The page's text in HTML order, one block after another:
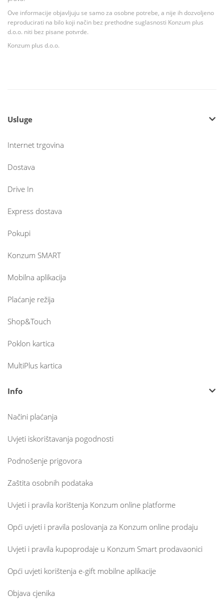
Ove informacije objavljuju se samo za osobne potrebe, a nije ih dozvoljeno
reproducirati na bilo koji način bez prethodne suglasnosti Konzum plus
d.o.o. niti bez pisane potvrde.
Konzum plus d.o.o.
Usluge
Internet trgovina
Dostava
Drive In
Express dostava
Pokupi
Konzum SMART
Mobilna aplikacija
Plaćanje režija
Shop&Touch
Poklon kartica
MultiPlus kartica
Info
Načini plaćanja
Uvjeti iskorištavanja pogodnosti
Podnošenje prigovora
Zaštita osobnih podataka
Uvjeti i pravila korištenja Konzum online platforme
Opći uvjeti i pravila poslovanja za Konzum online prodaju
Uvjeti i pravila kupoprodaje u Konzum Smart prodavaonici
Opći uvjeti korištenja e-gift mobilne aplikacije
Objava cjenika